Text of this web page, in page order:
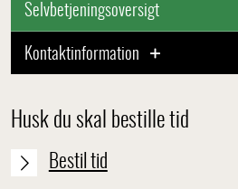
Selvbetjeningsoversigt
Kontaktinformation
Husk du skal bestille tid
Bestil tid